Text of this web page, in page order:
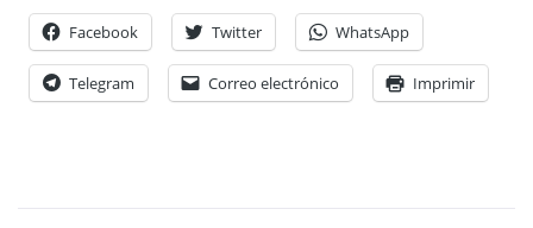
Facebook Twitter WhatsApp
Telegram Correo electrónico Imprimir